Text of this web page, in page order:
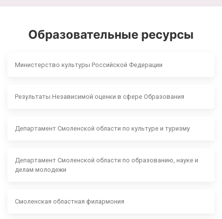
Образовательные ресурсы
Министерство культуры Российской Федерации
Результаты Независимой оценки в сфере Образования
Департамент Смоленской области по культуре и туризму
Департамент Смоленской области по образованию, науке и
делам молодежи
Смоленская областная филармония